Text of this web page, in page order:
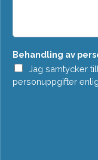
a
d
e
*
Behandling av
Jag samtycker
personuppgifter